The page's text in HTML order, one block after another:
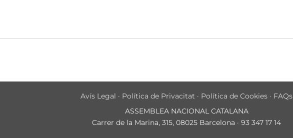
Avís Legal · Política de Privacitat · Política de Cookies · FAQs
ASSEMBLEA NACIONAL CATALANA
Carrer de la Marina, 315, 08025 Barcelona · 93 347 17 14